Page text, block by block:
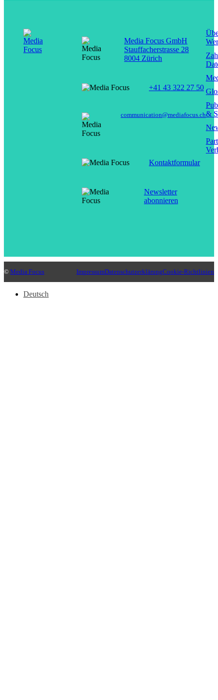
Media Focus GmbH
Stauffacherstrasse 28
8004 Zürich
+41 43 322 27 50
communication@mediafocus.ch
Kontaktformular
Newsletter
abonnieren
&
© Media Focus ImpressumDatenschutzerklärungCookie-Richtlinien
Deutsch